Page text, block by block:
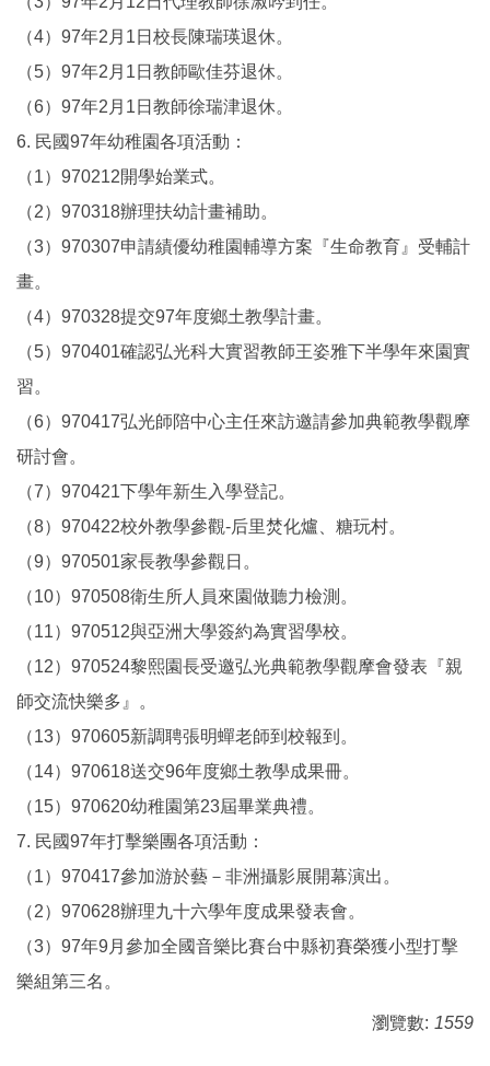
（4）97年2月1日校長陳瑞瑛退休。
（5）97年2月1日教師歐佳芬退休。
（6）97年2月1日教師徐瑞津退休。
6. 民國97年幼稚園各項活動：
（1）970212開學始業式。
（2）970318辦理扶幼計畫補助。
（3）970307申請績優幼稚園輔導方案『生命教育』受輔計
畫。
（4）970328提交97年度鄉土教學計畫。
（5）970401確認弘光科大實習教師王姿雅下半學年來園實
習。
（6）970417弘光師陪中心主任來訪邀請參加典範教學觀摩
研討會。
（7）970421下學年新生入學登記。
（8）970422校外教學參觀-后里焚化爐、糖玩村。
（9）970501家長教學參觀日。
（10）970508衛生所人員來園做聽力檢測。
（11）970512與亞洲大學簽約為實習學校。
（12）970524黎熙園長受邀弘光典範教學觀摩會發表『親
師交流快樂多』。
（13）970605新調聘張明蟬老師到校報到。
（14）970618送交96年度鄉土教學成果冊。
（15）970620幼稚園第23屆畢業典禮。
7. 民國97年打擊樂團各項活動：
（1）970417參加游於藝－非洲攝影展開幕演出。
（2）970628辦理九十六學年度成果發表會。
（3）97年9月參加全國音樂比賽台中縣初賽榮獲小型打擊
樂組第三名。
瀏覽數: 1559